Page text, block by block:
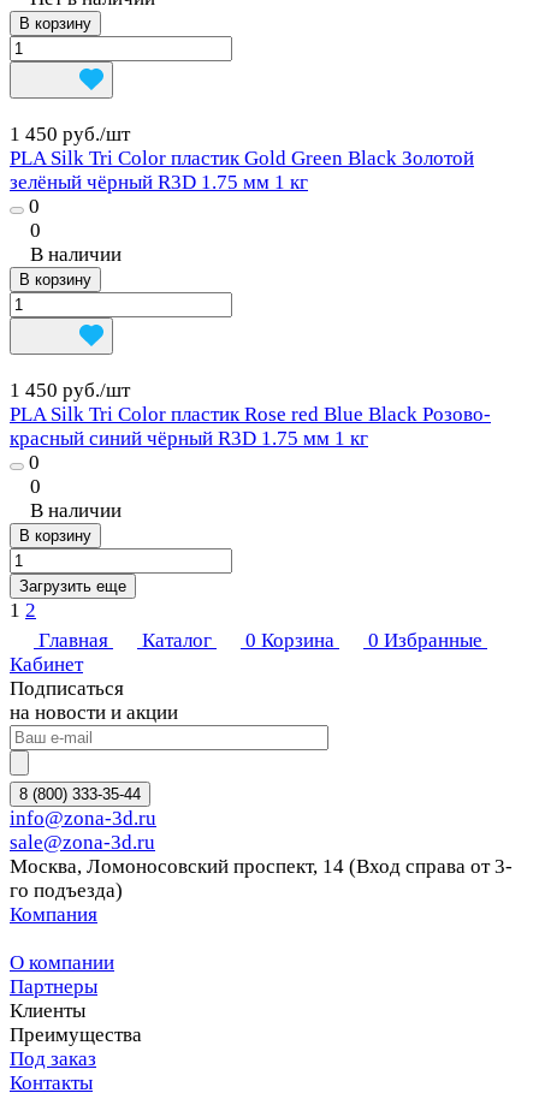
В корзину
1 450 руб./шт
PLA Silk Tri Color пластик Gold Green Black Золотой
зелёный чёрный R3D 1.75 мм 1 кг
0
0
В наличии
В корзину
1 450 руб./шт
PLA Silk Tri Color пластик Rose red Blue Black Розово-
красный синий чёрный R3D 1.75 мм 1 кг
0
0
В наличии
В корзину
Загрузить еще
1 2
Главная
Каталог 0 Корзина 0 Избранные
Кабинет
Подписаться
на новости и акции
8 (800) 333-35-44
info@zona-3d.ru
sale@zona-3d.ru
Москва, Ломоносовский проспект, 14 (Вход справа от 3-
го подъезда)
Компания
О компании
Партнеры
Клиенты
Преимущества
Под заказ
Контакты